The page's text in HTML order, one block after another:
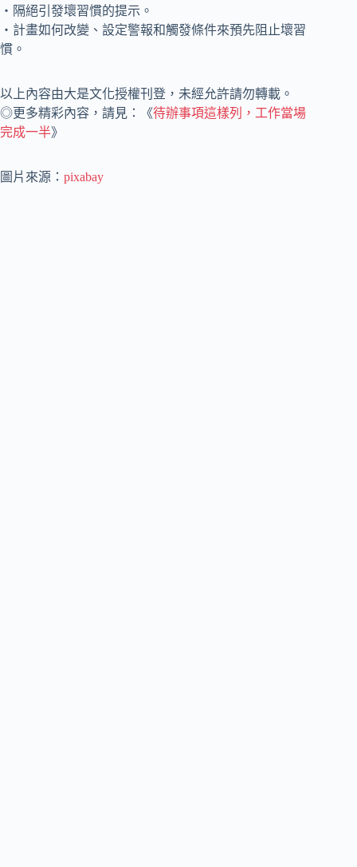
‧隔絕引發壞習慣的提示。
‧計畫如何改變、設定警報和觸發條件來預先阻止壞習
慣。
以上內容由大是文化授權刊登，未經允許請勿轉載。
◎更多精彩內容，請見：《待辦事項這樣列，工作當場
完成一半》
圖片來源： pixabay